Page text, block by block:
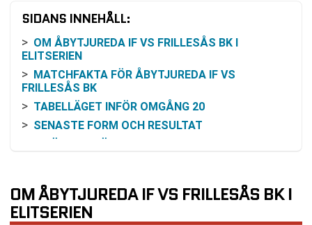
SIDANS INNEHÅLL:
OM ÅBYTJUREDA IF VS FRILLESÅS BK I
ELITSERIEN
MATCHFAKTA FÖR ÅBYTJUREDA IF VS
FRILLESÅS BK
TABELLÄGET INFÖR OMGÅNG 20
SENASTE FORM OCH RESULTAT
RESONEMANG KRING ODDS OCH
VINSTCHANSER
MATCHBILD UTIFRÅN HISTORISKA DATA
OM ÅBYTJUREDA IF VS FRILLESÅS BK I
ELITSERIEN